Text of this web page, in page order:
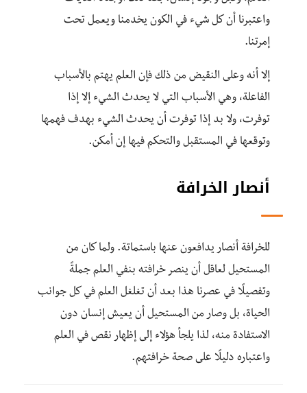
واعتبرنا أن كل شيء في الكون يخدمنا ويعمل تحت
إمرتنا.
إلا أنه وعلى النقيض من ذلك فإن العلم يهتم بالأسباب
الفاعلة، وهي الأسباب التي لا يحدث الشيء إلا إذا
توفرت، ولا بد إذا توفرت أن يحدث الشيء بهدف فهمها
وتوقعها في المستقبل والتحكم فيها إن أمكن.
أنصار الخرافة
للخرافة أنصار يدافعون عنها باستماتة. ولما كان من
المستحيل لعاقل أن ينصر خرافته بنفي العلم جملةً
وتفصيلًا في عصرنا هذا بعد أن تغلغل العلم في كل جوانب
الحياة، بل وصار من المستحيل أن يعيش إنسان دون
الاستفادة منه، لذا يلجأ هؤلاء إلى إظهار نقص في العلم
واعتباره دليلًا على صحة خرافتهم.